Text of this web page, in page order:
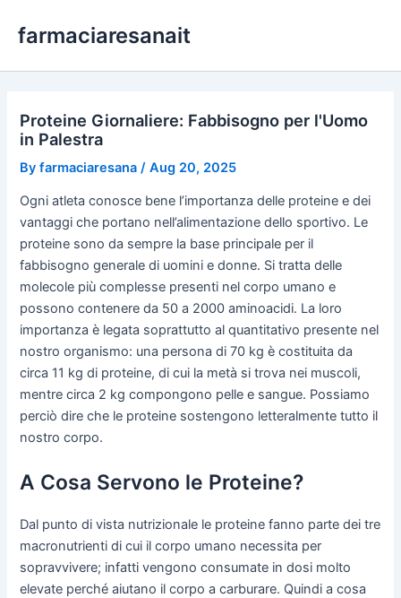
farmaciaresanait
Proteine Giornaliere: Fabbisogno per l'Uomo
in Palestra
Byfarmaciaresana /Aug 20, 2025
Ogni atleta conosce bene l’importanza delle proteine e dei
vantaggi che portano nell’alimentazione dello sportivo. Le
proteine sono da sempre la base principale per il
fabbisogno generale di uomini e donne. Si tratta delle
molecole più complesse presenti nel corpo umano e
possono contenere da 50 a 2000 aminoacidi. La loro
importanza è legata soprattutto al quantitativo presente nel
nostro organismo: una persona di 70 kg è costituita da
circa 11 kg di proteine, di cui la metà si trova nei muscoli,
mentre circa 2 kg compongono pelle e sangue. Possiamo
perciò dire che le proteine sostengono letteralmente tutto il
nostro corpo.
A Cosa Servono le Proteine?
Dal punto di vista nutrizionale le proteine fanno parte dei tre
macronutrienti di cui il corpo umano necessita per
sopravvivere; infatti vengono consumate in dosi molto
elevate perché aiutano il corpo a carburare. Quindi a cosa